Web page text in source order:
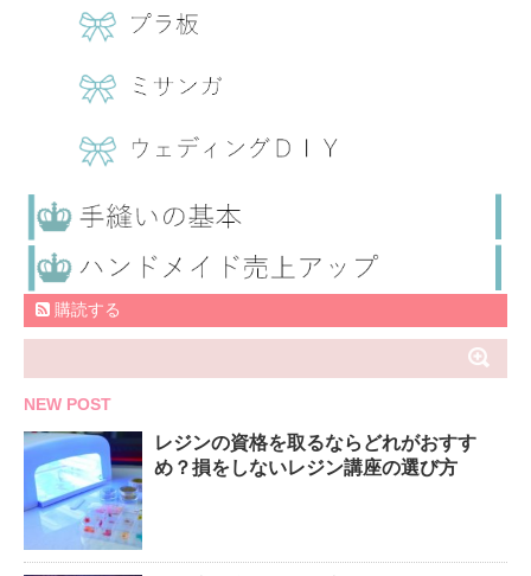
購読する
NEW POST
レジンの資格を取るならどれがおすす
め？損をしないレジン講座の選び方